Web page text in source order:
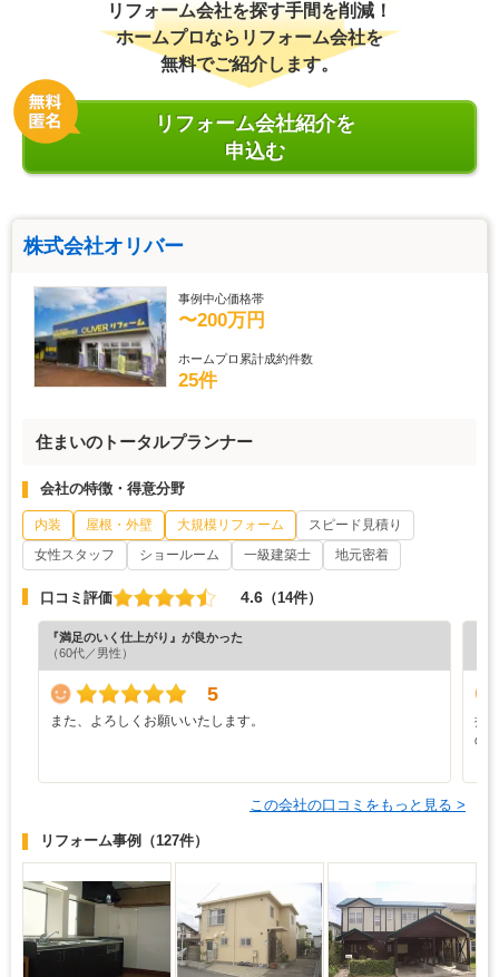
リフォーム会社を探す手間を削減！
ホームプロならリフォーム会社を
無料でご紹介します。
リフォーム会社紹介を
申込む
株式会社オリバー
事例中心価格帯
〜200万円
ホームプロ累計成約件数
25件
住まいのトータルプランナー
会社の特徴・得意分野
内装 屋根・外壁 大規模リフォーム
スピード見積り
女性スタッフ
ショールーム 一級建築士 地元密着
口コミ評価 4.6 （14件）
『満足のいく仕上がり』が良かった
（60代／男性）
5
また、よろしくお願いいたします。
担
の
この会社の口コミをもっと見る >
リフォーム事例 （127件）